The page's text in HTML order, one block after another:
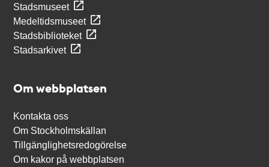
Stadsmuseet
Medeltidsmuseet
Stadsbiblioteket
Stadsarkivet
Om webbplatsen
Kontakta oss
Om Stockholmskällan
Tillgänglighetsredogörelse
Om kakor på webbplatsen